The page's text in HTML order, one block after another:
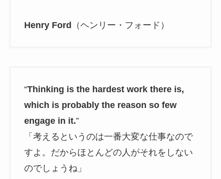
Henry Ford （ヘンリー・フォード）
“Thinking is the hardest work there is,
which is probably the reason so few
engage in it.”
「考えるというのは一番大変な仕事なので
すよ。だからほとんどの人がそれをしない
のでしょうね」